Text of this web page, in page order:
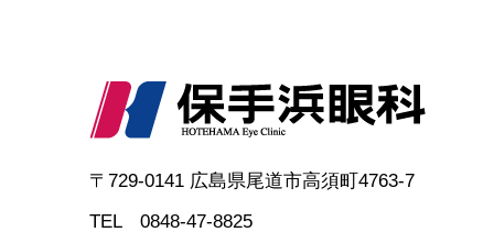
〒729-0141 広島県尾道市高須町4763-7
TEL 0848-47-8825